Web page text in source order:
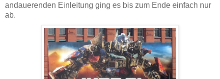
andauerenden Einleitung ging es bis zum Ende einfach nur
ab.